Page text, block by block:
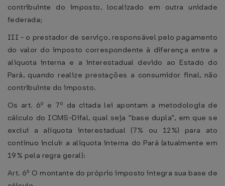
contribuinte do imposto, localizado em outra unidade
federada;
III - o prestador de serviço, responsável pelo pagamento
do valor do imposto correspondente à diferença entre a
alíquota interna e a interestadual devido ao Estado do
Pará, quando realize prestações a consumidor final, não
contribuinte do imposto.
Os art. 6º e 7º da citada lei apontam a metodologia de
cálculo do ICMS-Difal, qual seja “base dupla”, em que se
exclui a alíquota interestadual (7% ou 12%) para ato
contínuo incluir a alíquota interna do Pará (atualmente em
19% pela regra geral):
Art. 6º O montante do próprio imposto integra sua base de